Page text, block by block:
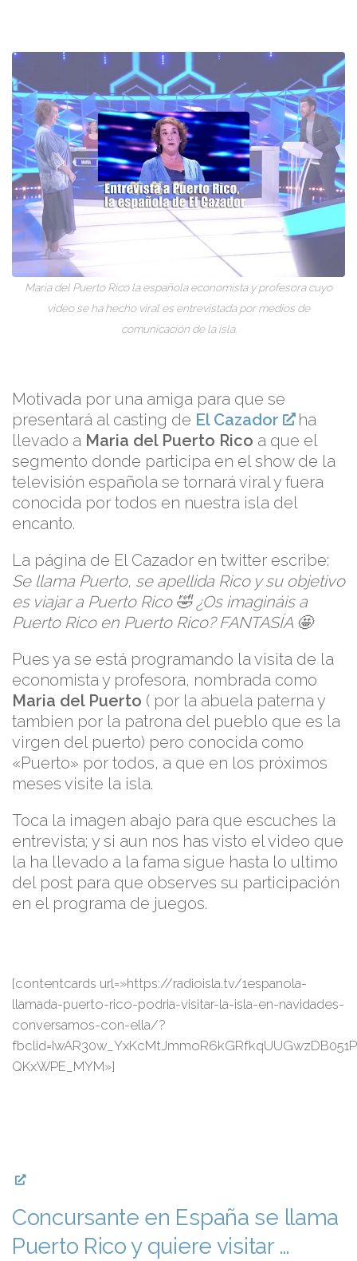
Maria del Puerto Rico la española economista y profesora cuyo
video se ha hecho viral es entrevistada por medios de
comunicación de la isla.
Motivada por una amiga para que se
presentará al casting de El Cazador
ha
llevado a Maria del Puerto Rico a que el
segmento donde participa en el show de la
televisión española se tornará viral y fuera
conocida por todos en nuestra isla del
encanto.
La página de El Cazador en twitter escribe:
Se llama Puerto, se apellida Rico y su objetivo
es viajar a Puerto Rico 🤣 ¿Os imagináis a
Puerto Rico en Puerto Rico? FANTASÍA 🤩
Pues ya se está programando la visita de la
economista y profesora, nombrada como
Maria del Puerto ( por la abuela paterna y
tambien por la patrona del pueblo que es la
virgen del puerto) pero conocida como
«Puerto» por todos, a que en los próximos
meses visite la isla.
Toca la imagen abajo para que escuches la
entrevista; y si aun nos has visto el video que
la ha llevado a la fama sigue hasta lo ultimo
del post para que observes su participación
en el programa de juegos.
[contentcards url=»https://radioisla.tv/1espanola-
llamada-puerto-rico-podria-visitar-la-isla-en-navidades-
conversamos-con-ella/?
QKxWPE_MYM»]
Concursante en España se llama
Puerto Rico y quiere visitar …